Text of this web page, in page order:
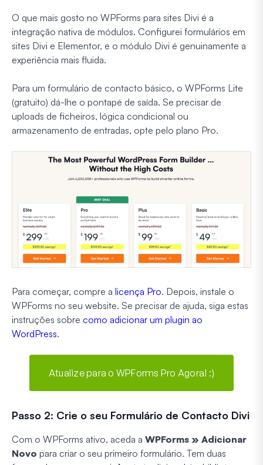
O que mais gosto no WPForms para sites Divi é a
integração nativa de módulos. Configurei formulários em
sites Divi e Elementor, e o módulo Divi é genuinamente a
experiência mais fluida.
Para um formulário de contacto básico, o WPForms Lite
(gratuito) dá-lhe o pontapé de saída. Se precisar de
uploads de ficheiros, lógica condicional ou
armazenamento de entradas, opte pelo plano Pro.
Para começar, compre a licença Pro. Depois, instale o
WPForms no seu website. Se precisar de ajuda, siga estas
instruções sobre como adicionar um plugin ao
WordPress.
Atualize para o WPForms Pro Agora! :)
Passo 2: Crie o seu Formulário de Contacto Divi
Com o WPForms ativo, aceda a WPForms » Adicionar
Novo para criar o seu primeiro formulário. Tem duas